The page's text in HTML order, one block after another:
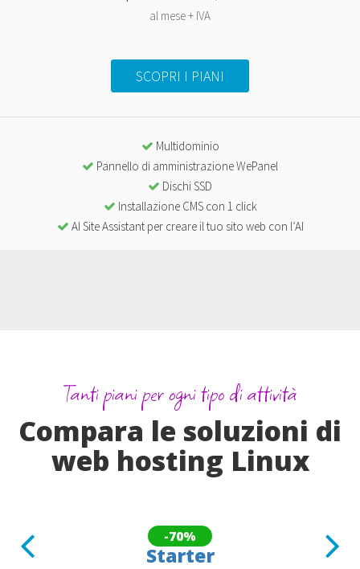
al mese + IVA
SCOPRI I PIANI
Multidominio
Pannello di amministrazione WePanel
Dischi SSD
Installazione CMS con 1 click
AI Site Assistant per creare il tuo sito web con l’AI
Tanti piani per ogni tipo di attività
Compara le soluzioni di
web hosting Linux
-70%
Starter